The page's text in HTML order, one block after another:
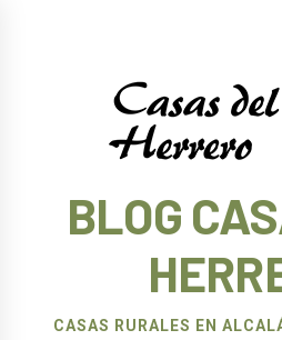
BLOG
CASAS RURALES EN